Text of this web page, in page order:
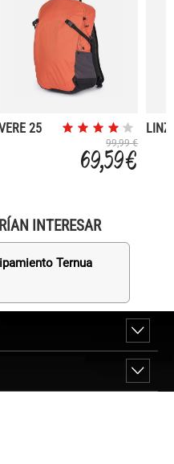
25
99,99 €
69,59 €
INTERESAR
Ternua